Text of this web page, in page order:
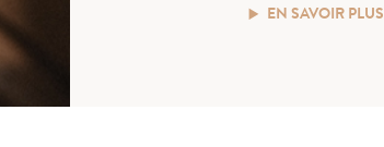
EN SAVOIR PLUS